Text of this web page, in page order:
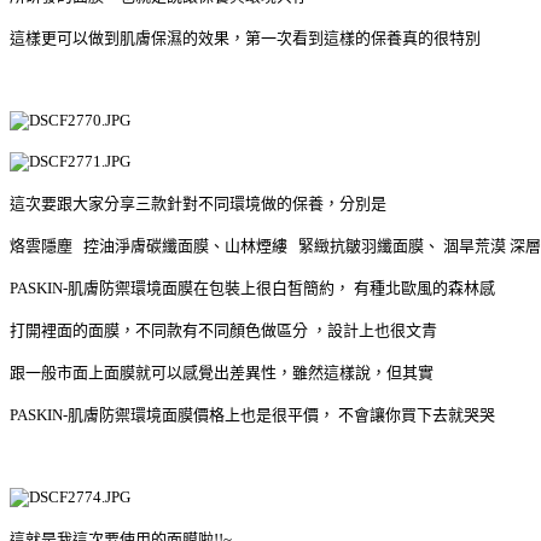
這樣更可以做到肌膚保濕的效果，第一次看到這樣的保養真的很特別
這次要跟大家分享三款針對不同環境做的保養，分別是
烙雲隱塵 控油淨膚碳纖面膜、山林煙縷 緊緻抗皺羽纖面膜、 涸旱荒漠 深
PASKIN-肌膚防禦環境面膜在包裝上很白皙簡約， 有種北歐風的森林感
打開裡面的面膜，不同款有不同顏色做區分 ，設計上也很文青
跟一般市面上面膜就可以感覺出差異性，雖然這樣說，但其實
PASKIN-肌膚防禦環境面膜價格上也是很平價， 不會讓你買下去就哭哭